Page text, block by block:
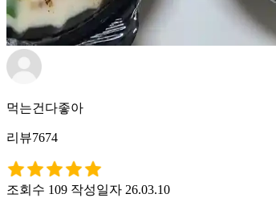
먹는건다좋아
리뷰7674
조회수 109 작성일자 26.03.10